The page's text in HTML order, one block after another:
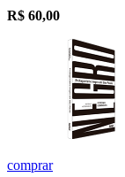
R$ 60,00
comprar